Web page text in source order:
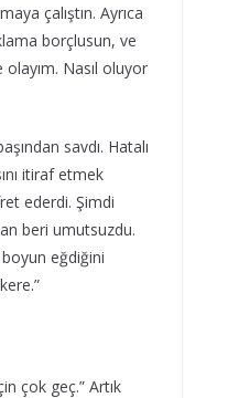
çalıştın. Ayrıca
borçlusun, ve
Nasıl oluyor
savdı. Hatalı
itiraf etmek
ederdi. Şimdi
beri umutsuzdu.
boyun eğdiğini
çok geç.” Artık